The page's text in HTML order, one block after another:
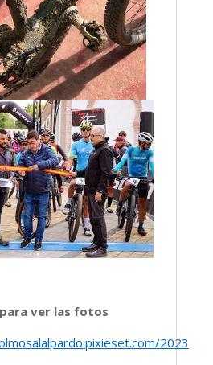
ver las fotos